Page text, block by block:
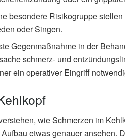
besondere Risikogruppe
oder Singen.
Gegenmaßnahme in der
schmerz- und
ein operativer Eingriff
wie Schmerzen im
etwas genauer ansehen.